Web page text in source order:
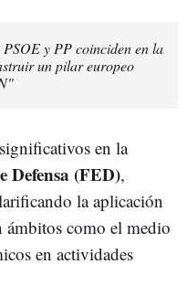
y PP coinciden en la
un pilar europeo
en la
Defensa (FED),
la aplicación
como el medio
en actividades